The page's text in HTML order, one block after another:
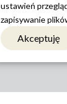
ustawień
zapisywanie
Akceptuję